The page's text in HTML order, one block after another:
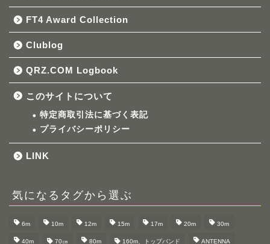
FT4 Award Collection
Clublog
QRZ.COM Logbook
このサイトについて
特定商取引法に基づく表記
プライバシーポリシー
LINK
気になるタグから選ぶ
6m 10m 12m 15m 17m 20m 30m
40m 70㎝ 80m 160m、トップバンド ANTENNA